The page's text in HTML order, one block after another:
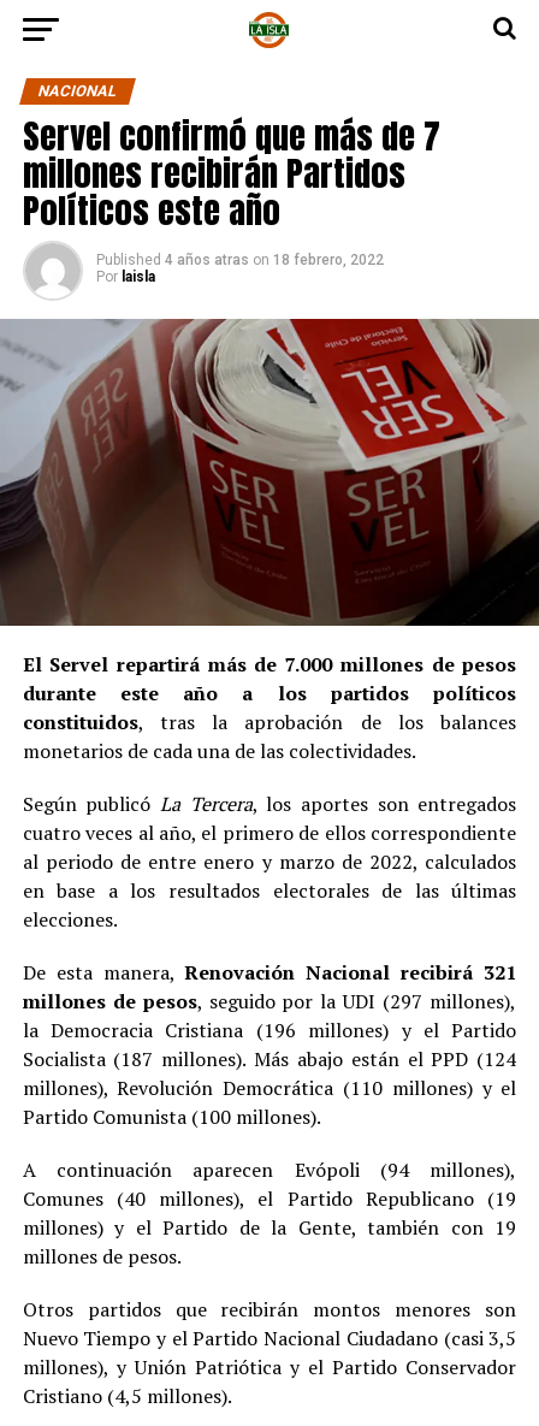
NACIONAL
Servel confirmó que más de 7
millones recibirán Partidos
Políticos este año
Published 4 años atras on 18 febrero, 2022
Por laisla
El Servel repartirá más de 7.000 millones de pesos
durante este año a los partidos políticos
constituidos, tras la aprobación de los balances
monetarios de cada una de las colectividades.
Según publicó La Tercera, los aportes son entregados
cuatro veces al año, el primero de ellos correspondiente
al periodo de entre enero y marzo de 2022, calculados
en base a los resultados electorales de las últimas
elecciones.
De esta manera,Renovación Nacional recibirá 321
millones de pesos, seguido por la UDI (297 millones),
la Democracia Cristiana (196 millones) y el Partido
Socialista (187 millones). Más abajo están el PPD (124
millones), Revolución Democrática (110 millones) y el
Partido Comunista (100 millones).
A continuación aparecen Evópoli (94 millones),
Comunes (40 millones), el Partido Republicano (19
millones) y el Partido de la Gente, también con 19
millones de pesos.
Otros partidos que recibirán montos menores son
Nuevo Tiempo y el Partido Nacional Ciudadano (casi 3,5
millones), y Unión Patriótica y el Partido Conservador
Cristiano (4,5 millones).